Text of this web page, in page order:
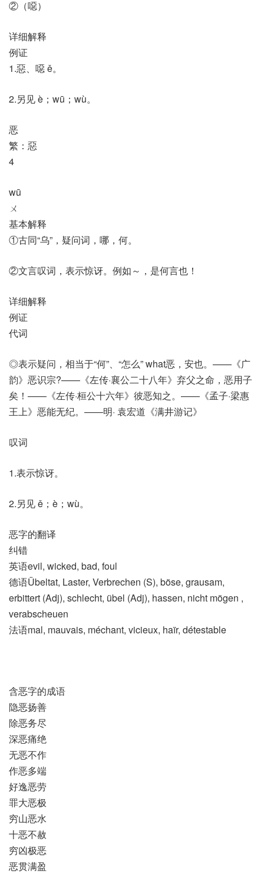
②（噁）
详细解释
例证
1.惡、噁 ě。
2.另见 è；wū；wù。
恶
繁：惡
4
wū
ㄨ
基本解释
①古同“乌”，疑问词，哪，何。
②文言叹词，表示惊讶。例如～，是何言也！
详细解释
例证
代词
◎表示疑问，相当于“何”、“怎么” what恶，安也。——《广
韵》恶识宗?——《左传·襄公二十八年》弃父之命，恶用子
矣！——《左传·桓公十六年》彼恶知之。——《孟子·梁惠
王上》恶能无纪。——明· 袁宏道《满井游记》
叹词
1.表示惊讶。
2.另见 ě；è；wù。
恶字的翻译
纠错
英语evil, wicked, bad, foul
德语Übeltat, Laster, Verbrechen (S)​, böse, grausam,
erbittert (Adj)​, schlecht, übel (Adj)​, hassen, nicht mögen ,
verabscheuen
法语mal, mauvais, méchant, vicieux, haïr, détestable
含恶字的成语
隐恶扬善
除恶务尽
深恶痛绝
无恶不作
作恶多端
好逸恶劳
罪大恶极
穷山恶水
十恶不赦
穷凶极恶
恶贯满盈